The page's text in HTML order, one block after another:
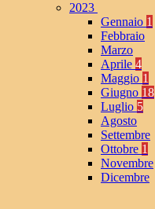
2023
Gennaio 1
Febbraio
Marzo
Aprile 4
Maggio 1
Giugno 18
Luglio 5
Agosto
Settembre
Ottobre 1
Novembre
Dicembre